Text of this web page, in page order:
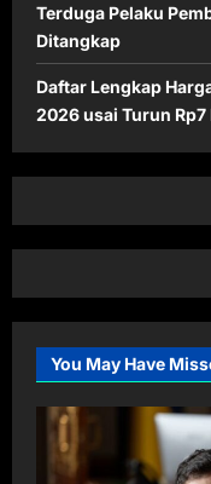
Terduga Pelaku
Ditangkap
Daftar Lengkap
2026 usai Turun Rp7
You May Have